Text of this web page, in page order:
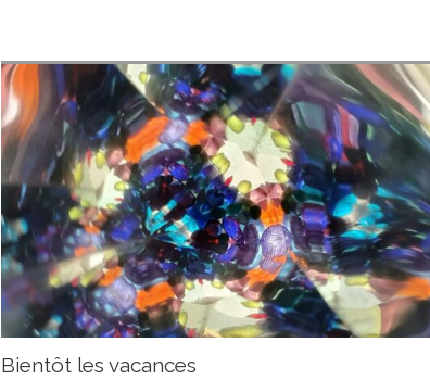
Bientôt les vacances